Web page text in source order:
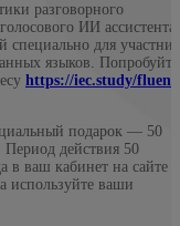
разговорного
ИИ ассистента
специально для
языков.
https://iec.study/fluent/
подарок — 50
действия 50
в ваш кабинет на сайте
используйте ваши